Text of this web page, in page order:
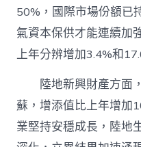
50%，國際市場份額已
氣資本保供才能連續加
上年分辨增加3.4%和
陸地新興財產方面
蘇，增添值比上年增加
業堅持安穩成長，陸地